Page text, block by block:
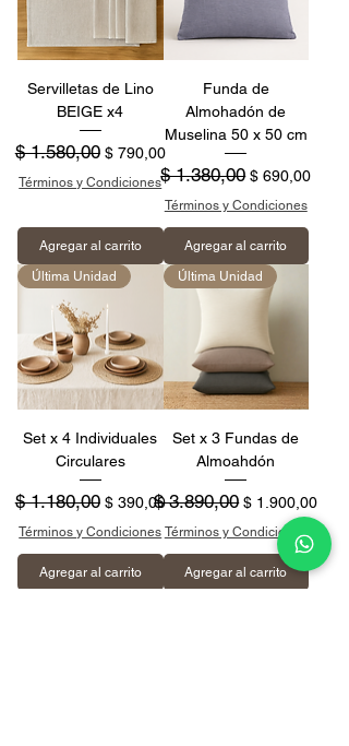
Servilletas de Lino
BEIGE x4
Precio
$ 1.580,00 Precio de oferta
$ 790,00
Términos y Condiciones
Agregar al carrito
Funda de
Almohadón de
Muselina 50 x 50 cm
Precio
$ 1.380,00 Precio de
$ 690,00
Términos y Condiciones
Agregar al carrito
Última Unidad
Set x 4 Individuales
Circulares
Precio
$ 1.180,00 Precio de oferta
$ 390,00
Términos y Condiciones
Agregar al carrito
Última Unidad
Set x 3 Fundas de
Almoahdón
Precio
$ 3.890,00 Precio de oferta
$ 1.900,00
Términos y Condiciones
Agregar al carrito